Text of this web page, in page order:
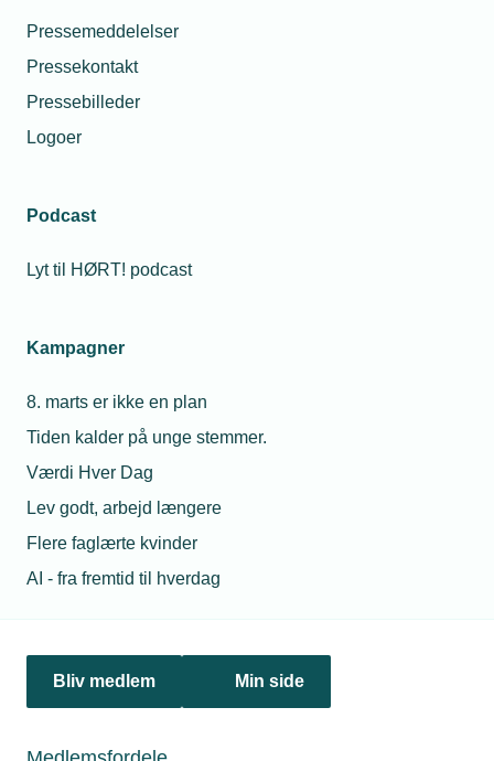
Pressemeddelelser
Pressekontakt
Pressebilleder
Logoer
Podcast
Lyt til HØRT! podcast
Kampagner
8. marts er ikke en plan
Tiden kalder på unge stemmer.
Værdi Hver Dag
Lev godt, arbejd længere
Flere faglærte kvinder
AI - fra fremtid til hverdag
Bliv medlem Min side
Politik & analyse
jura@tekniq.dk
tekniq@tekniq.dk